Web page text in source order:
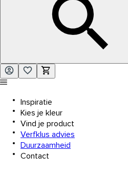
Inspiratie
Kies je kleur
Vind je product
Verfklus advies
Duurzaamheid
Contact